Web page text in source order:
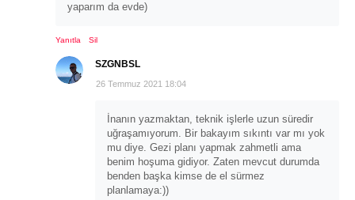
yaparım da evde)
Yanıtla Sil
SZGNBSL
26 Temmuz 2021 18:04
İnanın yazmaktan, teknik işlerle uzun süredir
uğraşamıyorum. Bir bakayım sıkıntı var mı yok
mu diye. Gezi planı yapmak zahmetli ama
benim hoşuma gidiyor. Zaten mevcut durumda
benden başka kimse de el sürmez
planlamaya:))